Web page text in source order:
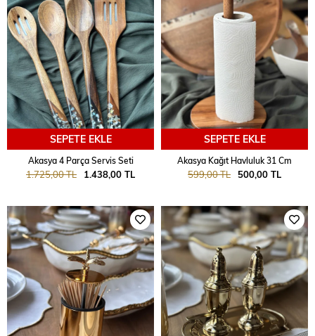
SEPETE EKLE
Akasya 4 Parça Servis Seti
1.438,00 TL
1.725,00 TL
SEPETE EKLE
Akasya Kağıt Havluluk 31 Cm
500,00 TL
599,00 TL